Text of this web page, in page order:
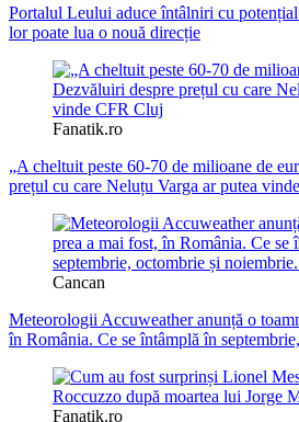
Portalul Leului aduce întâlniri cu
lor poate lua o nouă direcție
Fanatik.ro
„A cheltuit peste 60-70 de milioane de
prețul cu care Neluțu Varga ar putea
Cancan
Meteorologii Accuweather anunță o
în România. Ce se întâmplă în
Fanatik.ro